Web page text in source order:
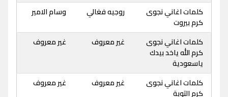
كلمات اغاني نجوى
كرم بيروت
روجيه فغالي وسام الامير
كلمات اغاني نجوى
كرم الله ياخد بيدك
ياسعودية
غير معروف غير معروف
كلمات اغاني نجوى
كرم التوبة
غير معروف غير معروف